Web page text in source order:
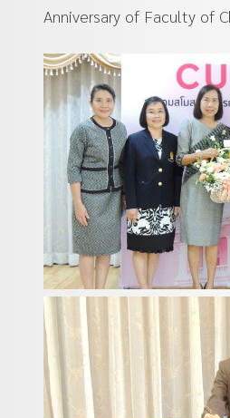
Anniversary of Faculty of